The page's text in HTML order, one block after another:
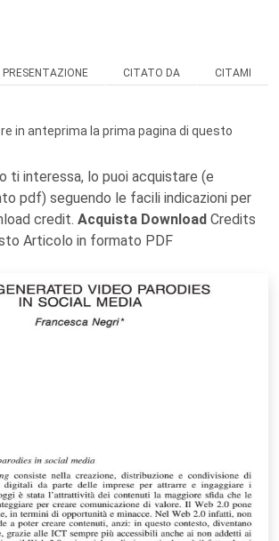
PRESENTAZIONE CITATO DA CITAMI
in anteprima la prima pagina di questo
ti interessa, lo puoi acquistare (e
pdf) seguendo le facili indicazioni per
credit. Acquista Download Credits
Articolo in formato PDF